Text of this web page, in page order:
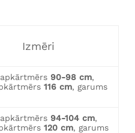
Izmēri
90-98 cm,
116 cm, garums
94-104 cm,
120 cm, garums